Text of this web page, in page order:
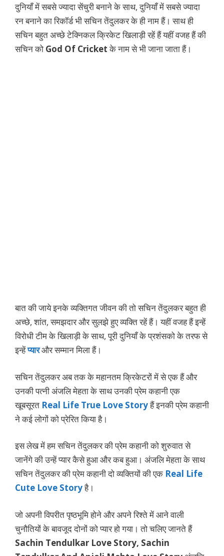
दुनियाँ में सबसे ज्यादा सेंचुरी बनाने के साथ, दुनियाँ में सबसे ज्यादा
रन बनाने का रिकॉर्ड भी सचिन तेंदुलकर के ही नाम हैं। साथ ही
सचिन बहुत अच्छे टेक्निकल क्रिकेट खिलाड़ी रहें हैं यहीं वजह हैं की
सचिन को God Of Cricketके नाम से भी जाना जाता हैं।
बात की जाये इनके व्यक्तिगत जीवन की तो सचिन तेंदुलकर बहुत ही
अच्छे, शांत, समझदार और सुलझे हुए व्यक्ति रहें हैं। यहीं वजह हैं इन्हें
विरोधी टीम के खिलाड़ी के साथ, पूरी दुनियाँ के प्रशंसको के तरफ से
इन्हेंप्यारऔर सम्मान मिला हैं।
सचिन तेंदुलकर अब तक के महानतम क्रिकेटरों में से एक हैं और
उनकी पत्नी अंजलि मेहता के साथ उनकी प्रेम कहानी एक
खूबसूरत Real Life True Love Storyहैं इनकी प्रेम कहानी
ने कई लोगों को प्रेरित किया है।
इस लेख में हम सचिन तेंदुलकर की प्रेम कहानी को शुरुवात से
जानेंगे की उन्हें प्यार कैसे हुआ और कब हुआ। अंजलि मेहता के साथ
सचिन तेंदुलकर की प्रेम कहानी दो व्यक्तियों की एक Real Life
Cute Love Storyहै।
जो अपनी विपरीत पृष्ठभूमि होने और अपने रिश्ते में आने वाली
चुनौतियों के बावजूद दोनों को प्यार हो गया। तो चलिए जानते हैं
Sachin Tendulkar Love Story, Sachin